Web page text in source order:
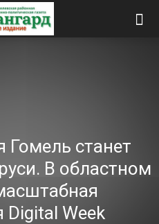
Гомель станет
В областном
Week